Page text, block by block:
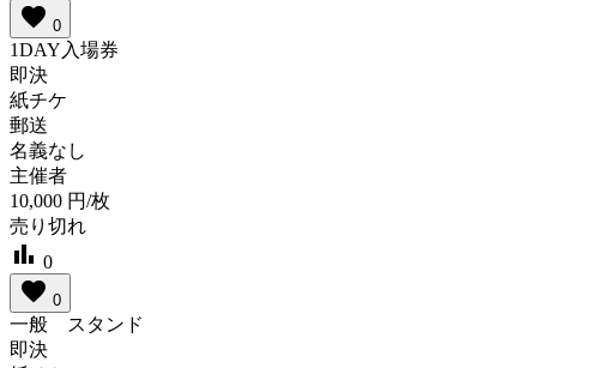
favorite 0
1DAY入場券
即決
紙チケ
郵送
名義なし
主催者
10,000 円/枚
売り切れ
bar_chart 0
favorite 0
一般 スタンド
即決